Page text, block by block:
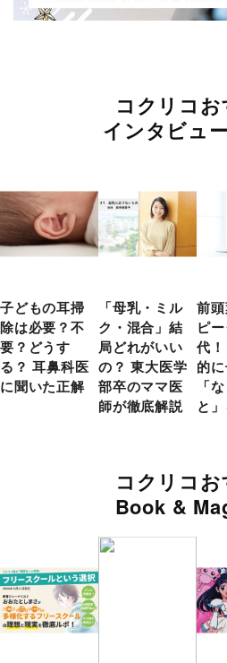
コクリコ
インタビュ
子どもの耳掃
除は必要？不
要？どうす
る？ 耳鼻科医
に聞いた正解
「母乳・ミル
ク・混合」結
局どれがいい
の？ 東大医学
部卒のママ医
師が徹底解説
前
ピ
代
的
「
と
コクリコ
Book &